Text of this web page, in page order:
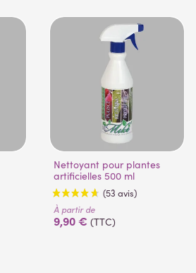
Nettoyant pour plantes
artificielles 500 ml
À partir de
9,90 € (TTC)